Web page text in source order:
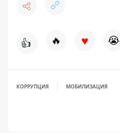
👍 🔥 ♥ 😭
КОРРУПЦИЯ МОБИЛИЗАЦИЯ